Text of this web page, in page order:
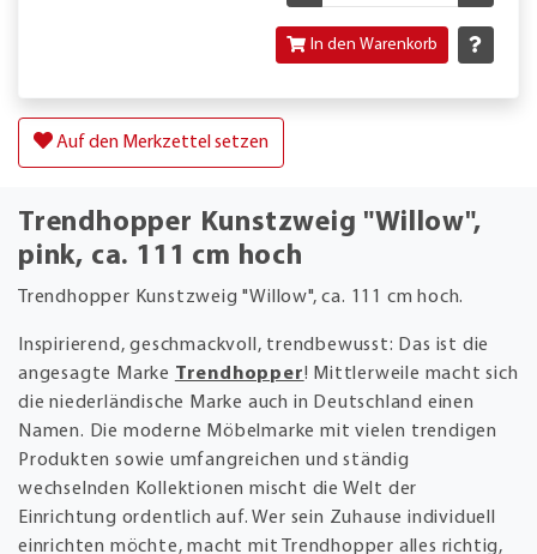
In den Warenkorb
Auf den Merkzettel setzen
Trendhopper Kunstzweig "Willow",
pink, ca. 111 cm hoch
Trendhopper Kunstzweig "Willow", ca. 111 cm hoch.
Inspirierend, geschmackvoll, trendbewusst: Das ist die
angesagte Marke Trendhopper! Mittlerweile macht sich
die niederländische Marke auch in Deutschland einen
Namen. Die moderne Möbelmarke mit vielen trendigen
Produkten sowie umfangreichen und ständig
wechselnden Kollektionen mischt die Welt der
Einrichtung ordentlich auf. Wer sein Zuhause individuell
einrichten möchte, macht mit Trendhopper alles richtig,